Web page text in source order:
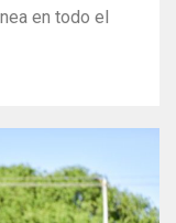
en todo el